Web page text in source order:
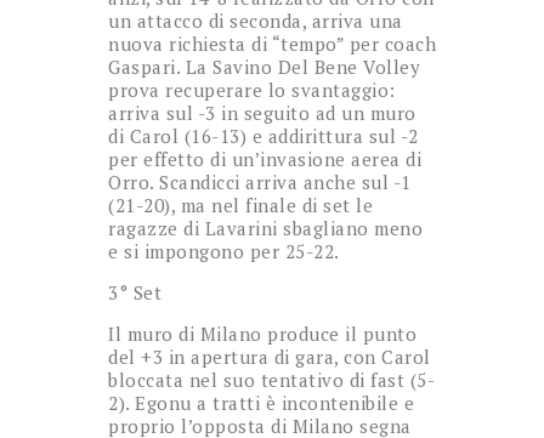
un attacco di seconda, arriva una
nuova richiesta di “tempo” per coach
Gaspari. La Savino Del Bene Volley
prova recuperare lo svantaggio:
arriva sul -3 in seguito ad un muro
di Carol (16-13) e addirittura sul -2
per effetto di un’invasione aerea di
Orro. Scandicci arriva anche sul -1
(21-20), ma nel finale di set le
ragazze di Lavarini sbagliano meno
e si impongono per 25-22.
3° Set
Il muro di Milano produce il punto
del +3 in apertura di gara, con Carol
bloccata nel suo tentativo di fast (5-
2). Egonu a tratti è incontenibile e
proprio l’opposta di Milano segna